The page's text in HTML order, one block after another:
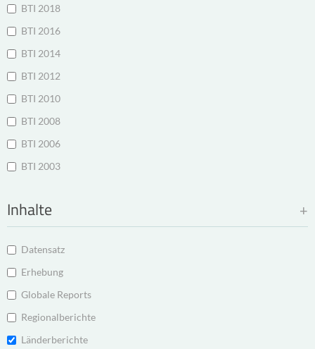
BTI 2018
BTI 2016
BTI 2014
BTI 2012
BTI 2010
BTI 2008
BTI 2006
BTI 2003
Inhalte
Datensatz
Erhebung
Globale Reports
Regionalberichte
Länderberichte